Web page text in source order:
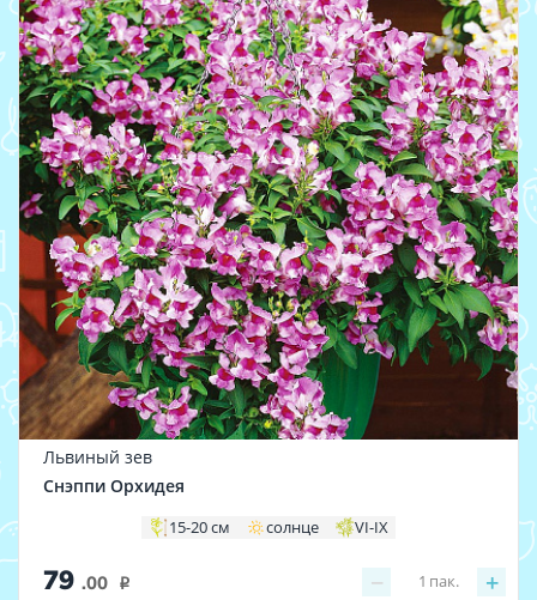
Львиный зев
Снэппи Орхидея
15-20 см солнце VI-IX
79 .00 i − +
1 пак.